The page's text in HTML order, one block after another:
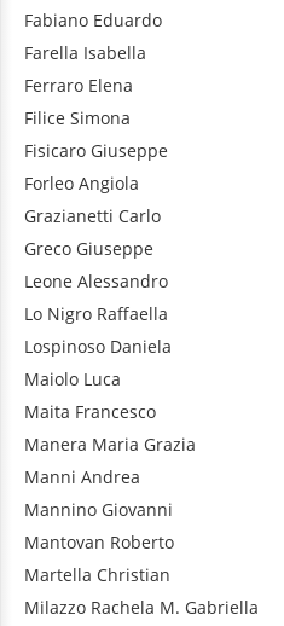
Fabiano Eduardo
Farella Isabella
Ferraro Elena
Filice Simona
Fisicaro Giuseppe
Forleo Angiola
Grazianetti Carlo
Greco Giuseppe
Leone Alessandro
Lo Nigro Raffaella
Lospinoso Daniela
Maiolo Luca
Maita Francesco
Manera Maria Grazia
Manni Andrea
Mannino Giovanni
Mantovan Roberto
Martella Christian
Milazzo Rachela M. Gabriella